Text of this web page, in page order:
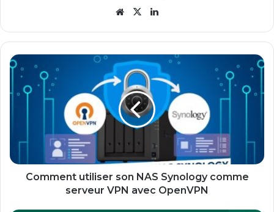
Website
X
Comment
utiliser
NAS
avec
OpenVPN
Comment utiliser son NAS Synology comme
serveur VPN avec OpenVPN